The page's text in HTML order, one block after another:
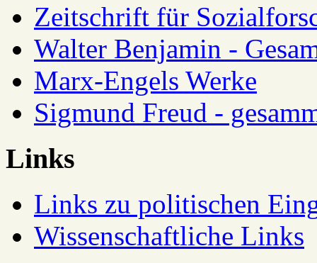
Zeitschrift für
Walter Benjamin -
Marx-Engels Werke
Sigmund Freud -
Links
Links zu politischen
Wissenschaftliche Links